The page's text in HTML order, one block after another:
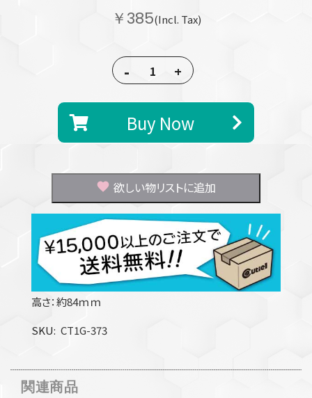
￥385(Incl. Tax)
- +
Buy Now
欲しい物リストに追加
高さ：約84ｍｍ
SKU CT1G-373
関連商品